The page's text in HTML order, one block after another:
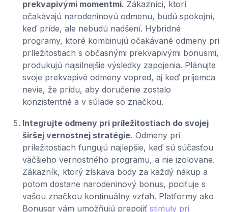
prekvapivými momentmi. Zákazníci, ktorí
očakávajú narodeninovú odmenu, budú spokojní,
keď príde, ale nebudú nadšení. Hybridné
programy, ktoré kombinujú očakávané odmeny pri
príležitostiach s občasnými prekvapivými bonusmi,
produkujú najsilnejšie výsledky zapojenia. Plánujte
svoje prekvapivé odmeny vopred, aj keď príjemca
nevie, že prídu, aby doručenie zostalo
konzistentné a v súlade so značkou.
Integrujte odmeny pri príležitostiach do svojej
širšej vernostnej stratégie. Odmeny pri
príležitostiach fungujú najlepšie, keď sú súčasťou
väčšieho vernostného programu, a nie izolovane.
Zákazník, ktorý získava body za každý nákup a
potom dostane narodeninový bonus, pociťuje s
vašou značkou kontinuálny vzťah. Platformy ako
Bonusqr vám umožňujú prepojiť stimuly pri